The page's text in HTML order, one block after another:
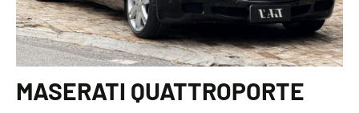
MASERATI QUATTROPORTE